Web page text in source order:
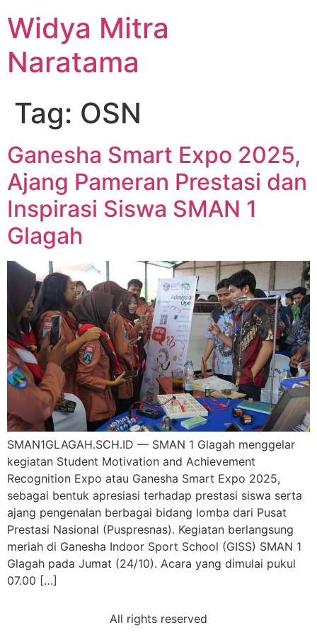
Widya Mitra
Naratama
Tag: OSN
Ganesha Smart Expo 2025,
Ajang Pameran Prestasi dan
Inspirasi Siswa SMAN 1
Glagah
SMAN1GLAGAH.SCH.ID — SMAN 1 Glagah menggelar
kegiatan Student Motivation and Achievement
Recognition Expo atau Ganesha Smart Expo 2025,
sebagai bentuk apresiasi terhadap prestasi siswa serta
ajang pengenalan berbagai bidang lomba dari Pusat
Prestasi Nasional (Puspresnas). Kegiatan berlangsung
meriah di Ganesha Indoor Sport School (GISS) SMAN 1
Glagah pada Jumat (24/10). Acara yang dimulai pukul
07.00 […]
All rights reserved